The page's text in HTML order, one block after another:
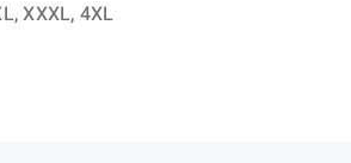
XXXL, 4XL